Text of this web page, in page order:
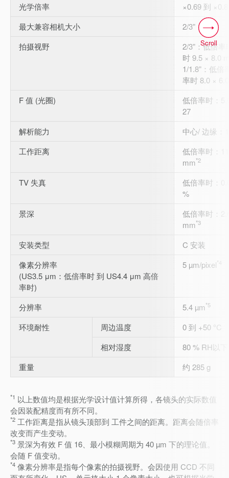
光学倍率
×0.69 到
最大兼容相机大小
2/3"
拍摄视野
2/3"：低倍率
时 9.5 × 8.0
1/1.8"：低倍
率时 8.0 ×
F 值 (光圈)
低倍率时：
27
解析能力
中心/ 边缘：
工作距离
低倍率时：
mm*2
TV 失真
低倍率时：
%
景深
低倍率时：
mm*3
安装类型
C 安装
像素分辨率
(US3.5 μm：低倍率时 到 US4.4 μm 高倍
率时)
5 µm/pixel
分辨率 5.4 µm*5
环境耐性 周边温度
0 到 +50 °C
相对湿度
80 % RH以
重量
约 285 g
*1 以上数值均是根据光学设计值计算所得，各镜头的实际数值
会因装配精度而有所不同。
*2 工作距离是指从镜头顶部到 工件之间的距离。距离会随倍率
改变而产生变动。
*3 景深为有效 F 值 16、最小模糊周期为 40 µm 下的理论值。
会随 F 值变动。
*4 像素分辨率是指每个像素的拍摄视野。会因使用 CCD 不同
Scroll